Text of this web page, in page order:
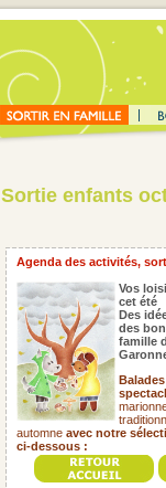
Sortie enfants
Agenda des activités,
Vos
cet été
Des
des
famille
automne avec notre
ci-dessous :